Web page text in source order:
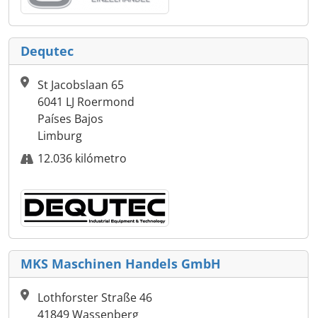
Dequtec
St Jacobslaan 65
6041 LJ Roermond
Países Bajos
Limburg
12.036 kilómetro
MKS Maschinen Handels GmbH
Lothforster Straße 46
41849 Wassenberg